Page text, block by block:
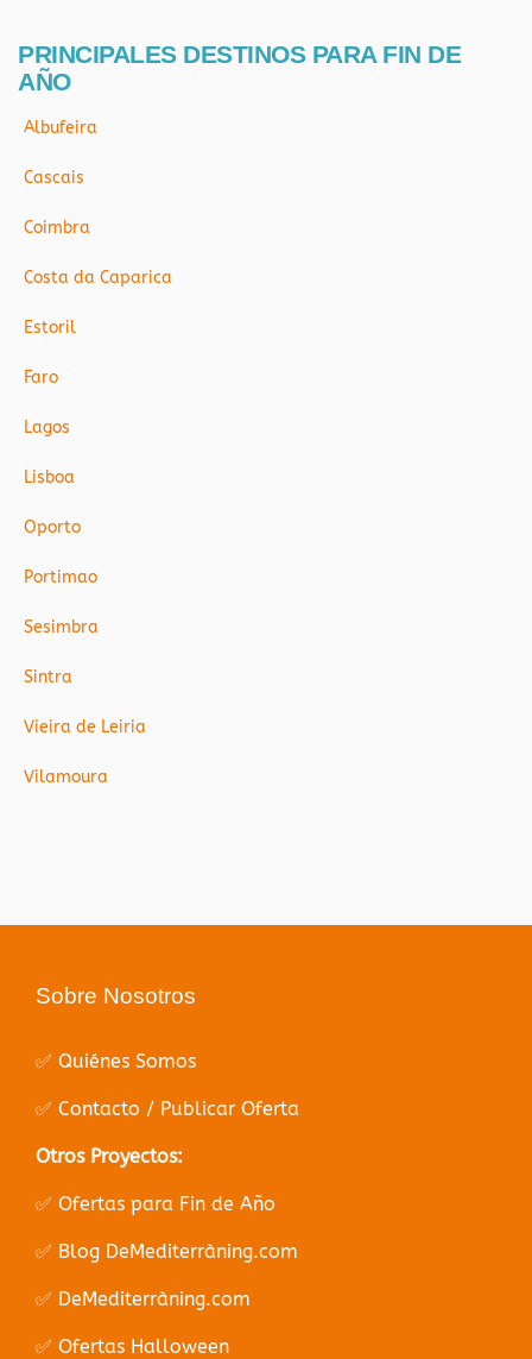
PRINCIPALES DESTINOS PARA FIN DE
AÑO
Albufeira
Cascais
Coimbra
Costa da Caparica
Estoril
Faro
Lagos
Lisboa
Oporto
Portimao
Sesimbra
Sintra
Vieira de Leiria
Vilamoura
Sobre Nosotros
✅ Quiénes Somos
✅ Contacto / Publicar Oferta
Otros Proyectos:
✅ Ofertas para Fin de Año
✅ Blog DeMediterràning.com
✅ DeMediterràning.com
✅ Ofertas Halloween